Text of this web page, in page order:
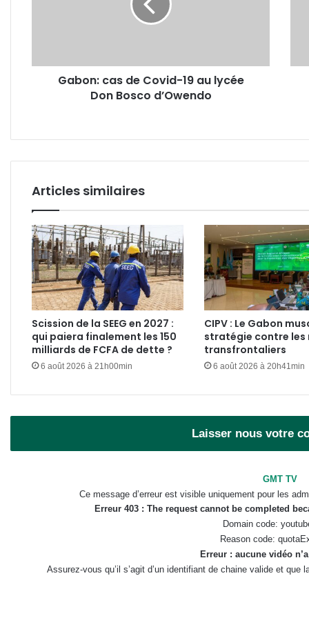
Bosco
d’OwendoGabon: cas de Covid-19 au lycée
Don Bosco d’Owendo
Articles similaires
Scission de la SEEG en 2027 :
qui paiera finalement les 150
milliards de FCFA de dette ?
6 août 2026 à 21h00min
CIPV : Le Gabon
stratégie contre les
transfrontaliers
6 août 2026 à 20h41min
Laisser nous votre
GMT TV
Ce message d’erreur est visible uniquement pour les
Erreur 403 : The request cannot be completed
Domain code:
Reason code:
Erreur : aucune vidéo
Assurez-vous qu’il s’agit d’un identifiant de chaine valide et